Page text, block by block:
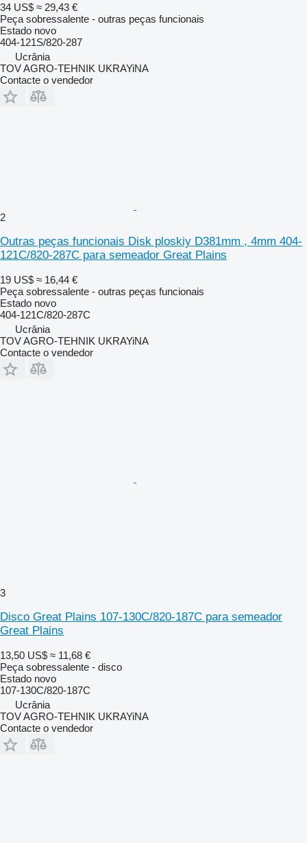
34 US$ ≈ 29,43 €
Peça sobressalente - outras peças funcionais
Estado novo
404-121S/820-287
Ucrânia
TOV AGRO-TEHNIK UKRAYiNA
Contacte o vendedor
2
Outras peças funcionais Disk ploskiy D381mm , 4mm 404-
121C/820-287C para semeador Great Plains
19 US$ ≈ 16,44 €
Peça sobressalente - outras peças funcionais
Estado novo
404-121C/820-287C
Ucrânia
TOV AGRO-TEHNIK UKRAYiNA
Contacte o vendedor
3
Disco Great Plains 107-130C/820-187C para semeador
Great Plains
13,50 US$ ≈ 11,68 €
Peça sobressalente - disco
Estado novo
107-130C/820-187C
Ucrânia
TOV AGRO-TEHNIK UKRAYiNA
Contacte o vendedor